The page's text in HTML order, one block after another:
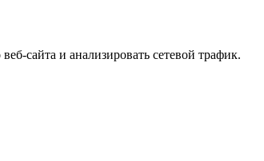
сайта и анализировать сетевой трафик.